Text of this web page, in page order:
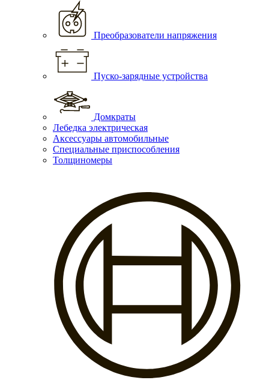
Преобразователи напряжения
Пуско-зарядные устройства
Домкраты
Лебедка электрическая
Аксессуары автомобильные
Специальные приспособления
Толщиномеры